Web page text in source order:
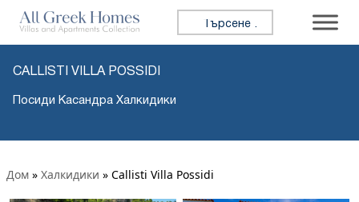
Търсене за:
CALLISTI VILLA POSSIDI
Посиди Касандра Халкидики
Дом » Халкидики » Callisti Villa Possidi